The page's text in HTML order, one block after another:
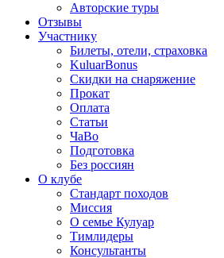
Авторские туры
Отзывы
Участнику
Билеты, отели, страховка
KuluarBonus
Скидки на снаряжение
Прокат
Оплата
Статьи
ЧаВо
Подготовка
Без россиян
О клубе
Стандарт походов
Миссия
О семье Кулуар
Тимлидеры
Консультанты